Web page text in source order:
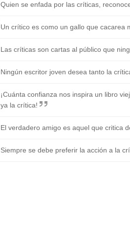
Quien se enfada por las críticas,
Un crítico es como un gallo que cacarea
Las críticas son cartas al público que
Ningún escritor joven desea tanto la
¡Cuánta confianza nos inspira un libro
ya la crítica!
El verdadero amigo es aquel que critica
Siempre se debe preferir la acción a la